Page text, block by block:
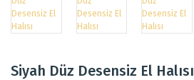
Siyah Düz Desensiz El Halısı